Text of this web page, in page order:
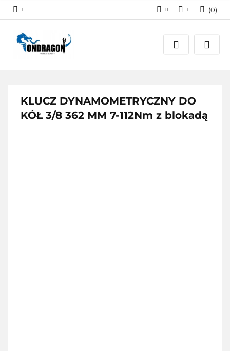
PLN
Zaloguj się
Załóż konto
(0)
KLUCZ DYNAMOMETRYCZNY DO
KÓŁ 3/8 362 MM 7-112Nm z blokadą